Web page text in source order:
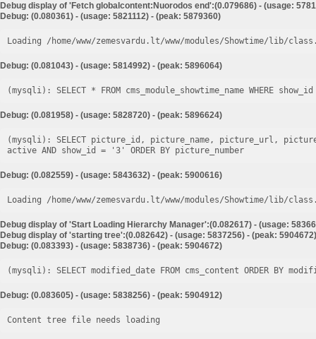
Debug display of 'Fetch globalcontent:Nuorodos end':(0.079686) - (usage:
Debug: (0.080361) - (usage: 5821112) - (peak: 5879360)
Loading /home/www/zemesvardu.lt/www/modules/Showtime/lib/
Debug: (0.081043) - (usage: 5814992) - (peak: 5896064)
Debug: (0.081958) - (usage: 5828720) - (peak: 5896624)
(mysqli): SELECT picture_id, picture_name, picture_url,
Debug: (0.082559) - (usage: 5843632) - (peak: 5900616)
Loading /home/www/zemesvardu.lt/www/modules/Showtime/lib/
Debug display of 'Start Loading Hierarchy Manager':(0.082617) - (usage:
Debug display of 'starting tree':(0.082642) - (usage: 5837256) - (peak: 5904672)
Debug: (0.083393) - (usage: 5838736) - (peak: 5904672)
Debug: (0.083605) - (usage: 5838256) - (peak: 5904912)
Content tree file needs loading